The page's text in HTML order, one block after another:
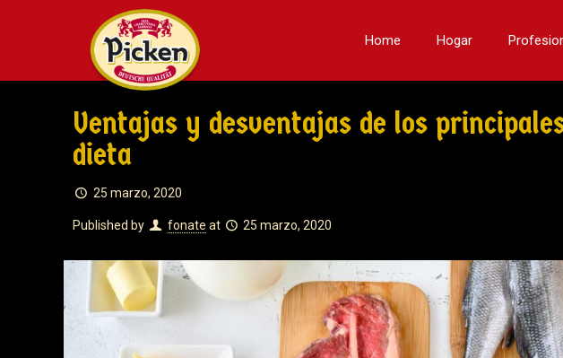
Home Hogar
Ventajas y desventajas de los
dieta
25 marzo, 2020
Published by fonate at 25 marzo, 2020